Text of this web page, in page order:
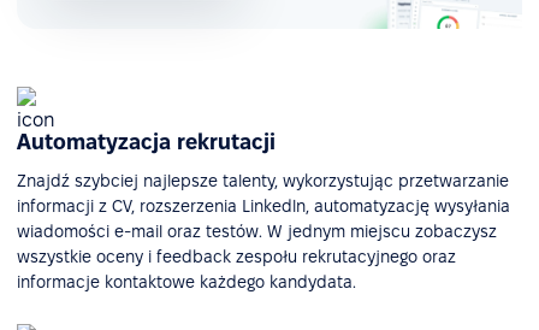
Automatyzacja rekrutacji
Znajdź szybciej najlepsze talenty, wykorzystując przetwarzanie
informacji z CV, rozszerzenia Linkedln, automatyzację wysyłania
wiadomości e-mail oraz testów. W jednym miejscu zobaczysz
wszystkie oceny i feedback zespołu rekrutacyjnego oraz
informacje kontaktowe każdego kandydata.